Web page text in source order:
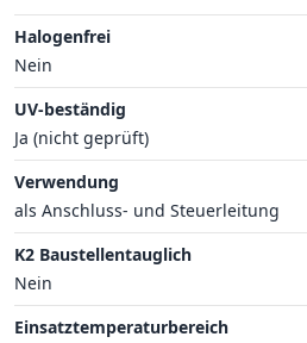
Halogenfrei
Nein
UV-beständig
Ja (nicht geprüft)
Verwendung
als Anschluss- und Steuerleitung
K2 Baustellentauglich
Nein
Einsatztemperaturbereich